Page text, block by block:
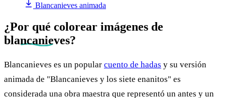
Blancanieves animada
¿Por qué colorear imágenes de
blancanieves?
Blancanieves es un popular cuento de hadas y su versión
animada de "Blancanieves y los siete enanitos" es
considerada una obra maestra que representó un antes y un